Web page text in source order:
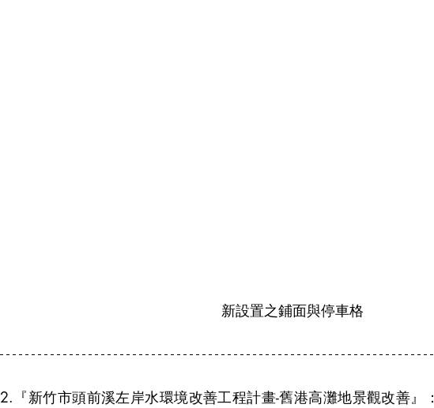
新設置之鋪面與停車格
2.『新竹市頭前溪左岸水環境改善工程計畫-舊港高灘地景觀改善』